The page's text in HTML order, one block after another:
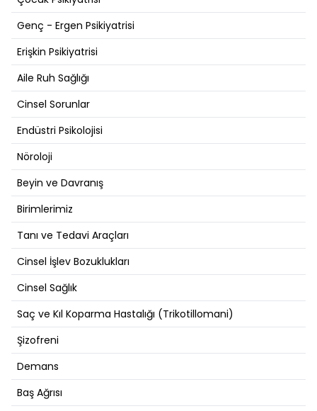
Genç - Ergen Psikiyatrisi
Erişkin Psikiyatrisi
Aile Ruh Sağlığı
Cinsel Sorunlar
Endüstri Psikolojisi
Nöroloji
Beyin ve Davranış
Birimlerimiz
Tanı ve Tedavi Araçları
Cinsel İşlev Bozuklukları
Cinsel Sağlık
Saç ve Kıl Koparma Hastalığı (Trikotillomani)
Şizofreni
Demans
Baş Ağrısı